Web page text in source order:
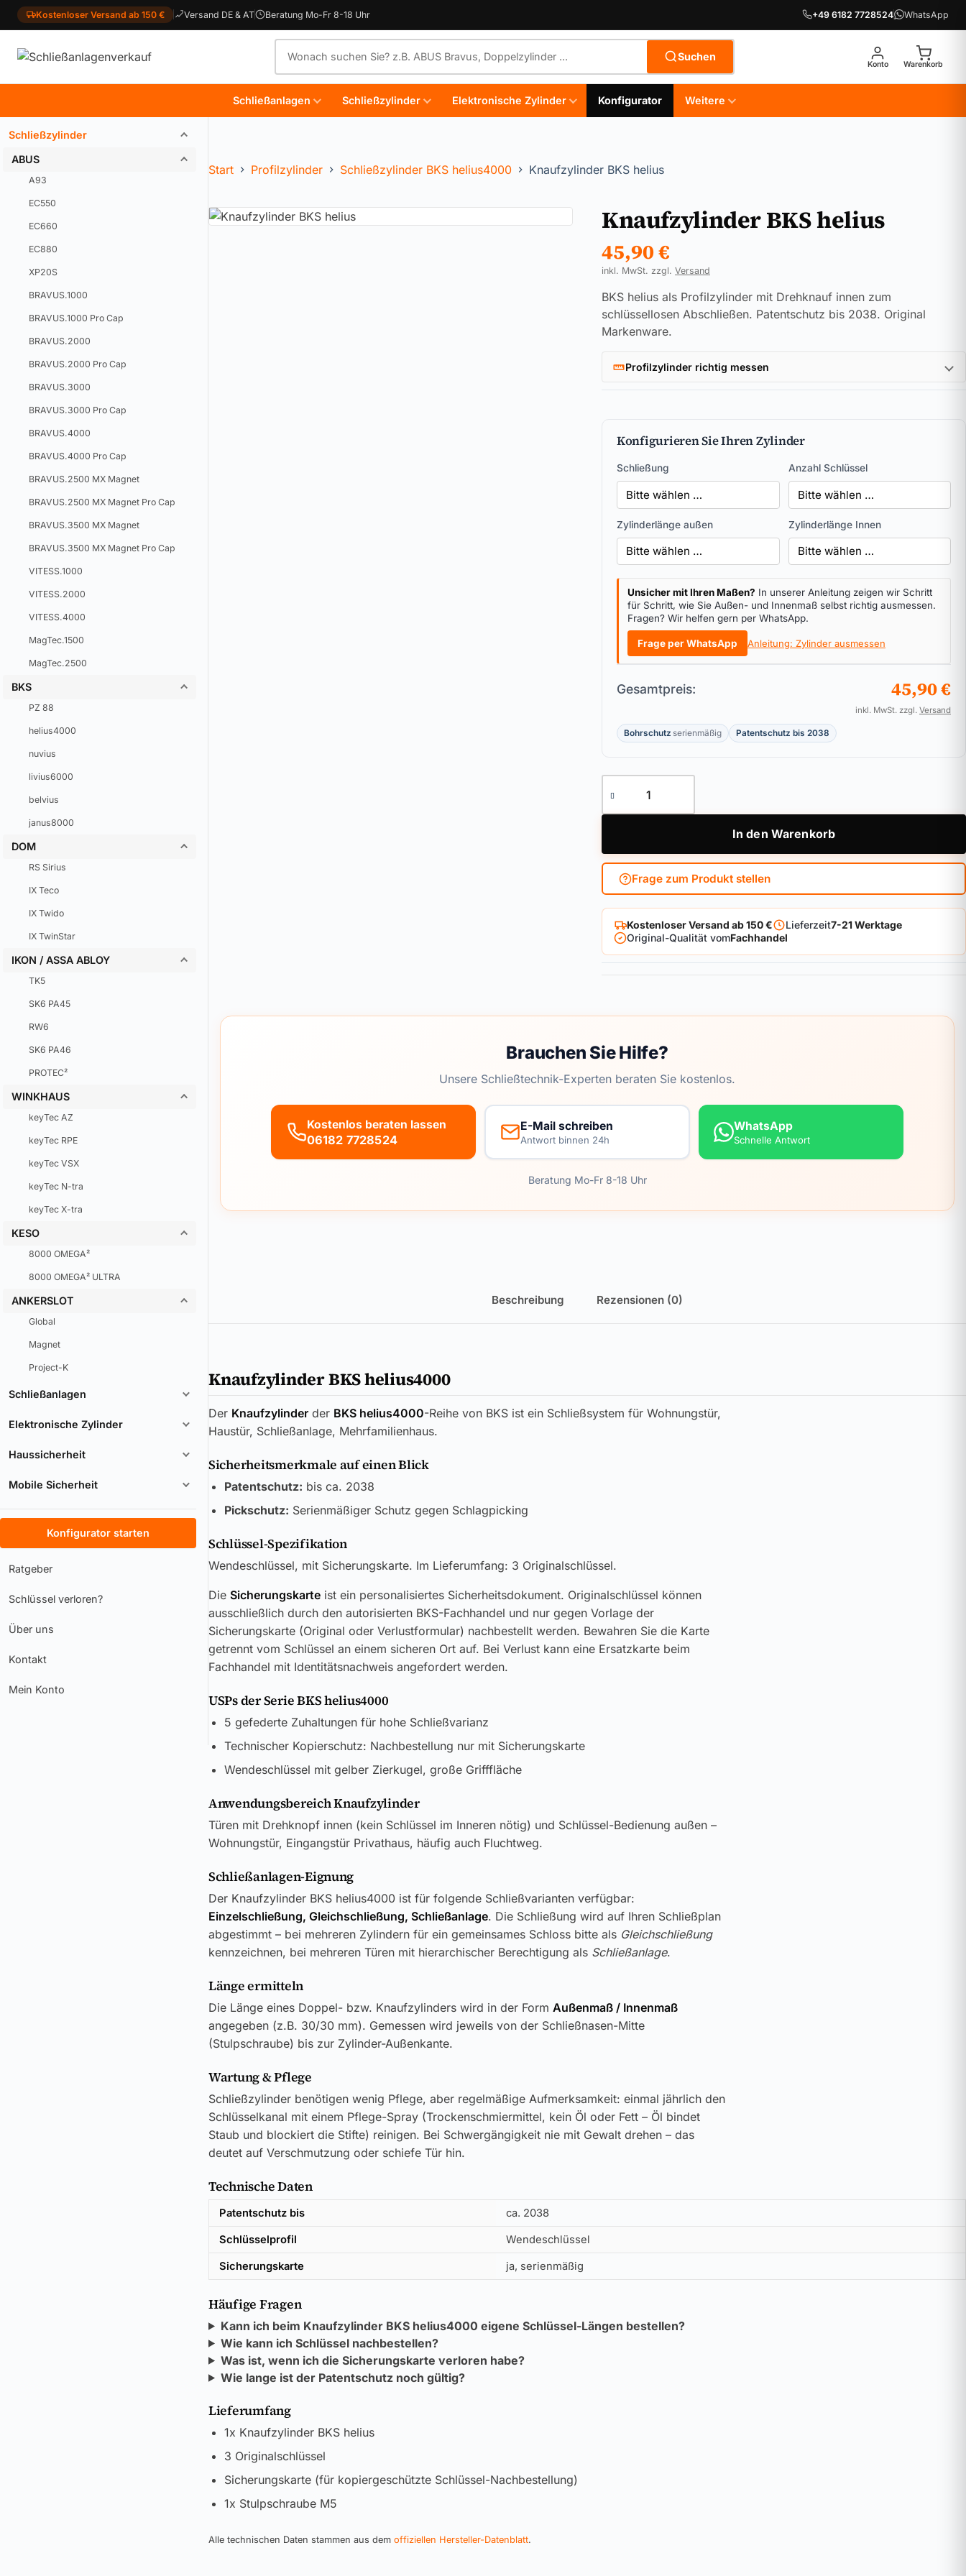
Kostenloser Versand ab 150 € Versand DE & AT Beratung Mo-Fr 8-18 Uhr +49 6182 7728524 WhatsApp
Suchen
Konto Warenkorb
Schließanlagen Schließzylinder Elektronische Zylinder Konfigurator Weitere
Schließzylinder
ABUS
A93
EC550
EC660
EC880
XP20S
BRAVUS.1000
BRAVUS.1000 Pro Cap
BRAVUS.2000
BRAVUS.2000 Pro Cap
BRAVUS.3000
BRAVUS.3000 Pro Cap
BRAVUS.4000
BRAVUS.4000 Pro Cap
BRAVUS.2500 MX Magnet
BRAVUS.2500 MX Magnet Pro Cap
BRAVUS.3500 MX Magnet
BRAVUS.3500 MX Magnet Pro Cap
VITESS.1000
VITESS.2000
VITESS.4000
MagTec.1500
MagTec.2500
BKS
PZ 88
helius4000
nuvius
livius6000
belvius
janus8000
DOM
RS Sirius
IX Teco
IX Twido
IX TwinStar
IKON / ASSA ABLOY
TK5
SK6 PA45
RW6
SK6 PA46
PROTEC²
WINKHAUS
keyTec AZ
keyTec RPE
keyTec VSX
keyTec N-tra
keyTec X-tra
KESO
8000 OMEGA²
8000 OMEGA² ULTRA
ANKERSLOT
Global
Magnet
Project-K
Schließanlagen
Elektronische Zylinder
Haussicherheit
Mobile Sicherheit
Konfigurator starten
Ratgeber
Schlüssel verloren?
Über uns
Kontakt
Mein Konto
Start Profilzylinder Schließzylinder BKS helius4000 Knaufzylinder BKS helius
Knaufzylinder BKS helius
45,90€
inkl. MwSt. zzgl. Versand
BKS helius als Profilzylinder mit Drehknauf innen zum
schlüssellosen Abschließen. Patentschutz bis 2038. Original
Markenware.
Profilzylinder richtig messen
Konfigurieren Sie Ihren Zylinder
Schließung Anzahl Schlüssel
Zylinderlänge außen Zylinderlänge Innen
Unsicher mit Ihren Maßen? In unserer Anleitung zeigen wir Schritt
für Schritt, wie Sie Außen- und Innenmaß selbst richtig ausmessen.
Fragen? Wir helfen gern per WhatsApp.
Frage per WhatsApp Anleitung: Zylinder ausmessen
Gesamtpreis: 45,90 €
inkl. MwSt. zzgl. Versand
Bohrschutz serienmäßig Patentschutz bis 2038
In den Warenkorb
Frage zum Produkt stellen
Kostenloser Versand ab 150 € Lieferzeit7-21 Werktage
Original-Qualität vomFachhandel
Brauchen Sie Hilfe?
Unsere Schließtechnik-Experten beraten Sie kostenlos.
Kostenlos beraten lassen
06182 7728524
E-Mail schreiben
Antwort binnen 24h
WhatsApp
Schnelle Antwort
Beratung Mo-Fr 8-18 Uhr
Beschreibung Rezensionen (0)
Knaufzylinder BKS helius4000
Der Knaufzylinder der BKS helius4000-Reihe von BKS ist ein Schließsystem für Wohnungstür,
Haustür, Schließanlage, Mehrfamilienhaus.
Sicherheitsmerkmale auf einen Blick
Patentschutz: bis ca. 2038
Pickschutz: Serienmäßiger Schutz gegen Schlagpicking
Schlüssel-Spezifikation
Wendeschlüssel, mit Sicherungskarte. Im Lieferumfang: 3 Originalschlüssel.
Die Sicherungskarte ist ein personalisiertes Sicherheitsdokument. Originalschlüssel können
ausschließlich durch den autorisierten BKS-Fachhandel und nur gegen Vorlage der
Sicherungskarte (Original oder Verlustformular) nachbestellt werden. Bewahren Sie die Karte
getrennt vom Schlüssel an einem sicheren Ort auf. Bei Verlust kann eine Ersatzkarte beim
Fachhandel mit Identitätsnachweis angefordert werden.
USPs der Serie BKS helius4000
5 gefederte Zuhaltungen für hohe Schließvarianz
Technischer Kopierschutz: Nachbestellung nur mit Sicherungskarte
Wendeschlüssel mit gelber Zierkugel, große Grifffläche
Anwendungsbereich Knaufzylinder
Türen mit Drehknopf innen (kein Schlüssel im Inneren nötig) und Schlüssel-Bedienung außen –
Wohnungstür, Eingangstür Privathaus, häufig auch Fluchtweg.
Schließanlagen-Eignung
Der Knaufzylinder BKS helius4000 ist für folgende Schließvarianten verfügbar:
Einzelschließung, Gleichschließung, Schließanlage. Die Schließung wird auf Ihren Schließplan
abgestimmt – bei mehreren Zylindern für ein gemeinsames Schloss bitte als Gleichschließung
kennzeichnen, bei mehreren Türen mit hierarchischer Berechtigung als Schließanlage.
Länge ermitteln
Die Länge eines Doppel- bzw. Knaufzylinders wird in der Form Außenmaß / Innenmaß
angegeben (z.B. 30/30 mm). Gemessen wird jeweils von der Schließnasen-Mitte
(Stulpschraube) bis zur Zylinder-Außenkante.
Wartung & Pflege
Schließzylinder benötigen wenig Pflege, aber regelmäßige Aufmerksamkeit: einmal jährlich den
Schlüsselkanal mit einem Pflege-Spray (Trockenschmiermittel, kein Öl oder Fett – Öl bindet
Staub und blockiert die Stifte) reinigen. Bei Schwergängigkeit nie mit Gewalt drehen – das
deutet auf Verschmutzung oder schiefe Tür hin.
Technische Daten
Patentschutz bis ca. 2038
Schlüsselprofil Wendeschlüssel
Sicherungskarte ja, serienmäßig
Häufige Fragen
Kann ich beim Knaufzylinder BKS helius4000 eigene Schlüssel-Längen bestellen?
Wie kann ich Schlüssel nachbestellen?
Was ist, wenn ich die Sicherungskarte verloren habe?
Wie lange ist der Patentschutz noch gültig?
Lieferumfang
1x Knaufzylinder BKS helius
3 Originalschlüssel
Sicherungskarte (für kopiergeschützte Schlüssel-Nachbestellung)
1x Stulpschraube M5
Alle technischen Daten stammen aus dem offiziellen Hersteller-Datenblatt.